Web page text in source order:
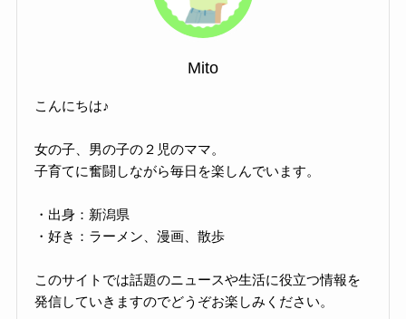
Mito
こんにちは♪
女の子、男の子の２児のママ。
子育てに奮闘しながら毎日を楽しんでいます。
・出身：新潟県
・好き：ラーメン、漫画、散歩
このサイトでは話題のニュースや生活に役立つ情報を
発信していきますのでどうぞお楽しみください。